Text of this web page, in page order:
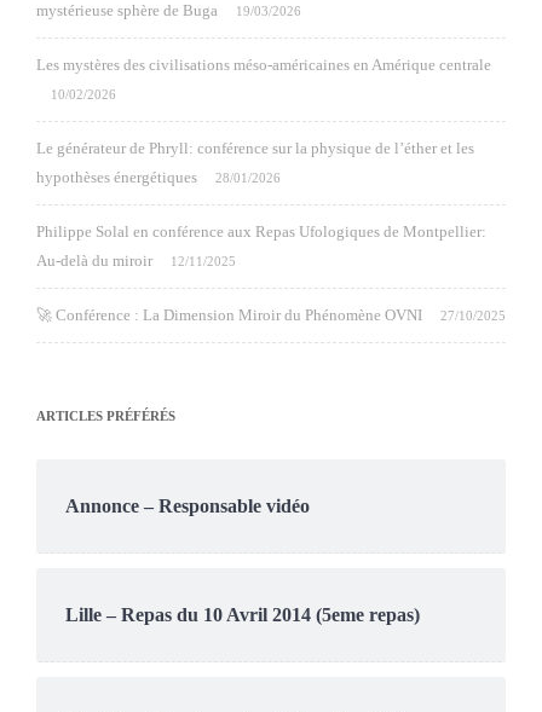
mystérieuse sphère de Buga
19/03/2026
Les mystères des civilisations méso-américaines en Amérique centrale
10/02/2026
Le générateur de Phryll: conférence sur la physique de l’éther et les
hypothèses énergétiques
28/01/2026
Philippe Solal en conférence aux Repas Ufologiques de Montpellier:
Au-delà du miroir
12/11/2025
🚀 Conférence : La Dimension Miroir du Phénomène OVNI 27/10/2025
ARTICLES PRÉFÉRÉS
Annonce – Responsable vidéo
Lille – Repas du 10 Avril 2014 (5eme repas)